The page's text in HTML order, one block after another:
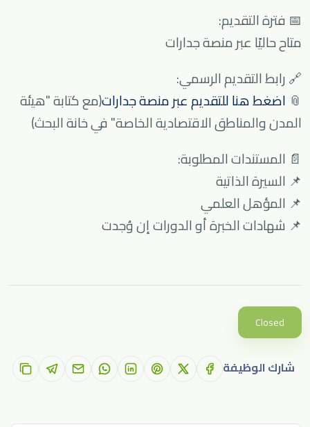
📅 فترة التقديم:
متاح حاليًا عبر منصة جدارات
🔗 رابط التقديم الرسمي:
📎 اضغط هنا للتقديم عبر منصة جدارات(مع كتابة "هيئة
المدن والمناطق الاقتصادية الخاصة" في خانة البحث)
📄 المستندات المطلوبة:
📌 السيرة الذاتية
📌 المؤهل العلمي
📌 شهادات الخبرة أو الدورات إن وُجدت
Closed
شارك الوظيفة